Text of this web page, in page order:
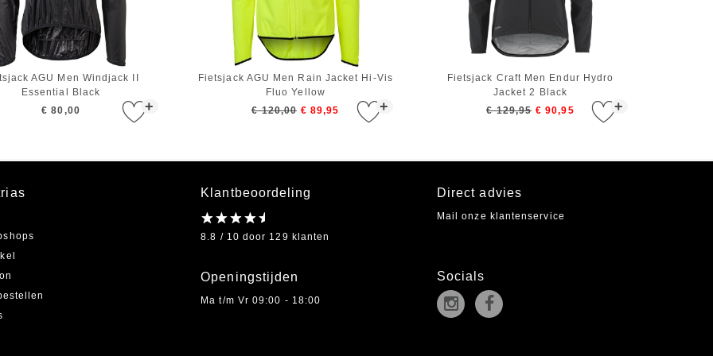
+
AGU Men Windjack II
Essential Black
€ 80,00
+
Fietsjack AGU Men Rain Jacket Hi-Vis
Fluo Yellow
€ 120,00 € 89,95 +
Fietsjack Craft Men Endur Hydro
Jacket 2 Black
€ 129,95 € 90,95
Klantbeoordeling
8.8 / 10 door 129 klanten
Openingstijden
Ma t/m Vr 09:00 - 18:00
Direct advies
Mail onze klantenservice
Socials